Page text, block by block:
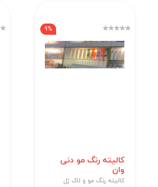
9%
کالیته رنگ مو دنی
وان
کالیته رنگ مو و لاک ژل